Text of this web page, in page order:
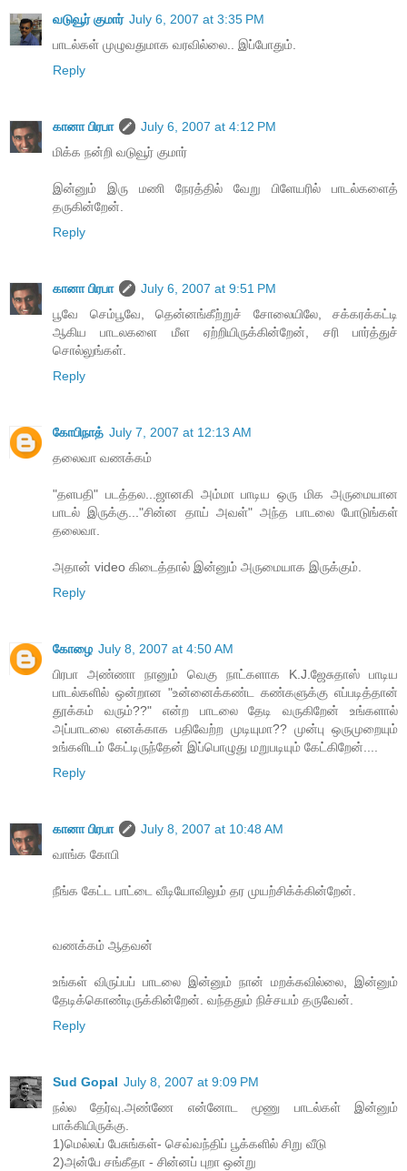
வடுவூர் குமார் July 6, 2007 at 3:35 PM
பாடல்கள் முழுவதுமாக வரவில்லை.. இப்போதும்.
Reply
கானா பிரபா
July 6, 2007 at 4:12 PM
மிக்க நன்றி வடுவூர் குமார்
இன்னும் இரு மணி நேரத்தில் வேறு பிளேயரில் பாடல்களைத்
தருகின்றேன்.
Reply
கானா பிரபா
July 6, 2007 at 9:51 PM
பூவே செம்பூவே, தென்னங்கீற்றுச் சோலையிலே, சக்கரக்கட்டி
ஆகிய பாடலகளை மீள ஏற்றியிருக்கின்றேன், சரி பார்த்துச்
சொல்லுங்கள்.
Reply
கோபிநாத் July 7, 2007 at 12:13 AM
தலைவா வணக்கம்
"தளபதி" படத்தல...ஜானகி அம்மா பாடிய ஒரு மிக அருமையான
பாடல் இருக்கு..."சின்ன தாய் அவள்" அந்த பாடலை போடுங்கள்
தலைவா.
அதான் video கிடைத்தால் இன்னும் அருமையாக இருக்கும்.
Reply
கோழை July 8, 2007 at 4:50 AM
பிரபா அண்ணா நானும் வெகு நாட்களாக K.J.ஜேசுதாஸ் பாடிய
பாடல்களில் ஒன்றான "உன்னைக்கண்ட கண்களுக்கு எப்படித்தான்
தூக்கம் வரும்??" என்ற பாடலை தேடி வருகிறேன் உங்களால்
அப்பாடலை எனக்காக பதிவேற்ற முடியுமா?? முன்பு ஒருமுறையும்
உங்களிடம் கேட்டிருந்தேன் இப்பொழுது மறுபடியும் கேட்கிறேன்....
Reply
கானா பிரபா
July 8, 2007 at 10:48 AM
வாங்க கோபி
நீங்க கேட்ட பாட்டை வீடியோவிலும் தர முயற்சிக்க்கின்றேன்.
வணக்கம் ஆதவன்
உங்கள் விருப்பப் பாடலை இன்னும் நான் மறக்கவில்லை, இன்னும்
தேடிக்கொண்டிருக்கின்றேன். வந்ததும் நிச்சயம் தருவேன்.
Reply
Sud Gopal July 8, 2007 at 9:09 PM
நல்ல தேர்வு.அண்ணே என்னோட மூணு பாடல்கள் இன்னும்
பாக்கியிருக்கு.
1)மெல்லப் பேசுங்கள்- செவ்வந்திப் பூக்களில் சிறு வீடு
2)அன்பே சங்கீதா - சின்னப் புறா ஒன்று